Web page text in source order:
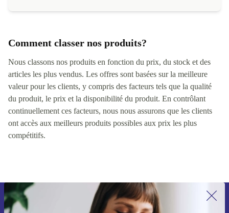
Comment classer nos produits?
Nous classons nos produits en fonction du prix, du stock et des
articles les plus vendus. Les offres sont basées sur la meilleure
valeur pour les clients, y compris des facteurs tels que la qualité
du produit, le prix et la disponibilité du produit. En contrôlant
continuellement ces facteurs, nous nous assurons que les clients
ont accès aux meilleurs produits possibles aux prix les plus
compétitifs.
Inscrivez-vous à notre newsletter pour